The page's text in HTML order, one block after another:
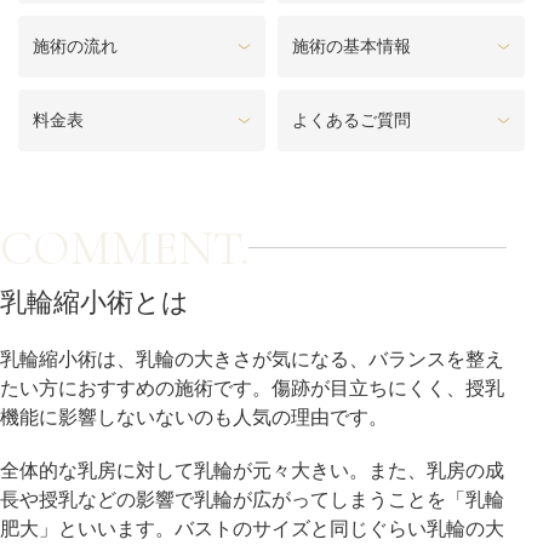
医師紹介
アクセス
西梅田から徒歩2分
予約方法に
ついて
アフターケア オンライン診療
施術の流れ 施術の基本情報
料金表 よくあるご質問
乳輪縮小術とは
乳輪縮小術は、乳輪の大きさが気になる、バランスを整え
たい方におすすめの施術です。傷跡が目立ちにくく、授乳
機能に影響しないないのも人気の理由です。
全体的な乳房に対して乳輪が元々大きい。また、乳房の成
長や授乳などの影響で乳輪が広がってしまうことを「乳輪
肥大」といいます。バストのサイズと同じぐらい乳輪の大